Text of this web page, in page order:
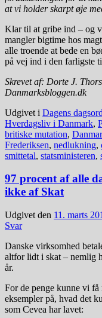
at vi holder skarpt øje
Klar til at gribe ind – og
mangler bigtime hos
alle troende at bede en
på vej ind i den farligste
Skrevet af: Dorte J.
Danmarksbloggen.dk
Udgivet i Dagens
Hverdagsliv i Danmark,
britiske mutation,
Frederiksen, nedlukning,
smittetal, statsministeren,
97 procent af alle
ikke af Skat
Udgivet den 11. marts
Svar
Danske virksomhed
altfor lidt i skat – nemlig
år.
For de penge kunne vi
eksempler på, hvad det
som Cevea har lavet: